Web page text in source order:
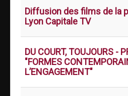
Equipe
Vidéothèque
Moyens techniques
Espace entreprises
Diffusion des films de la
Lyon Capitale TV
DU COURT, TOUJOURS -
"FORMES
L’ENGAGEMENT"